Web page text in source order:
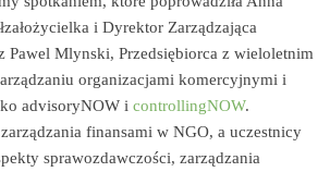
i Dyrektor Zarządzająca
Pawel Mlynski, Przedsiębiorca z wieloletnim
organizacjami komercyjnymi i
advisoryNOW i controllingNOW.
finansami w NGO, a uczestnicy
sprawozdawczości, zarządzania